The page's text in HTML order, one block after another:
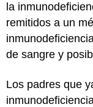
la
remitidos a un
de sangre y
Los padres que